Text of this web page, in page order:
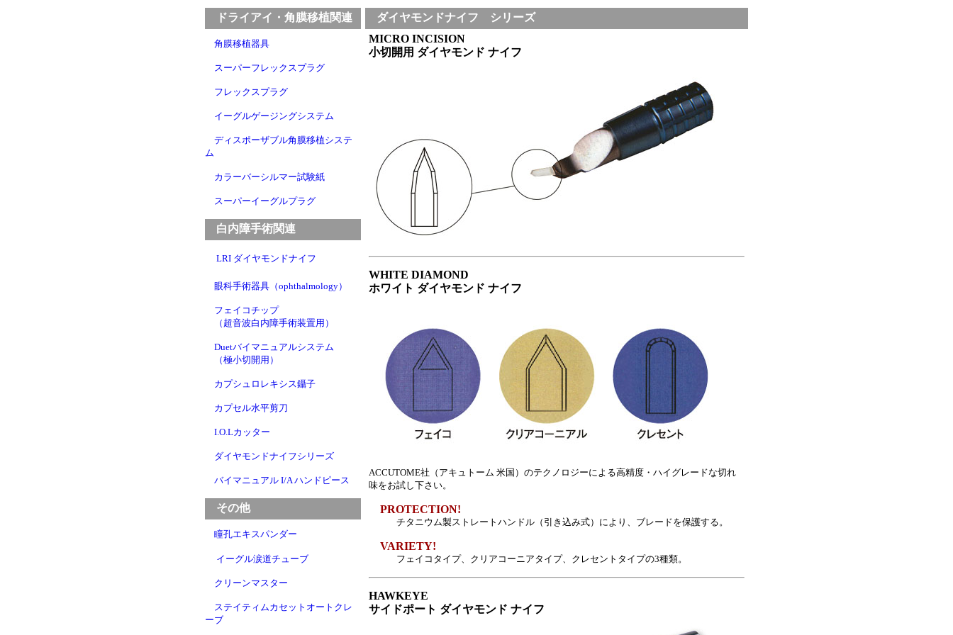
ドライアイ・角膜移植関連
角膜移植器具
スーパーフレックスプラグ
フレックスプラグ
イーグルゲージングシステム
ディスポーザブル角膜移植システ
ム
カラーバーシルマー試験紙
スーパーイーグルプラグ
白内障手術関連
LRI ダイヤモンドナイフ
眼科手術器具（ophthalmology）
フェイコチップ
（超音波白内障手術装置用）
Duetバイマニュアルシステム
（極小切開用）
カプシュロレキシス鑷子
カプセル水平剪刀
I.O.Lカッター
ダイヤモンドナイフシリーズ
バイマニュアル I/A ハンドピース
その他
瞳孔エキスパンダー
イーグル涙道チューブ
クリーンマスター
ステイティムカセットオートクレ
ーブ
ダイヤモンドナイフ シリーズ
MICRO INCISION
小切開用 ダイヤモンド ナイフ
WHITE DIAMOND
ホワイト ダイヤモンド ナイフ
ACCUTOME社（アキュトーム 米国）のテクノロジーによる高精度・ハイグレードな切れ
味をお試し下さい。
PROTECTION!
チタニウム製ストレートハンドル（引き込み式）により、ブレードを保護する。
VARIETY!
フェイコタイプ、クリアコーニアタイプ、クレセントタイプの3種類。
HAWKEYE
サイドポート ダイヤモンド ナイフ